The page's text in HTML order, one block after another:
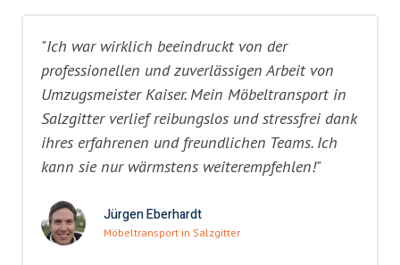
"Ich war wirklich beeindruckt von der
professionellen und zuverlässigen Arbeit von
Umzugsmeister Kaiser. Mein Möbeltransport in
Salzgitter verlief reibungslos und stressfrei dank
ihres erfahrenen und freundlichen Teams. Ich
kann sie nur wärmstens weiterempfehlen!"
Jürgen Eberhardt
Möbeltransport in Salzgitter